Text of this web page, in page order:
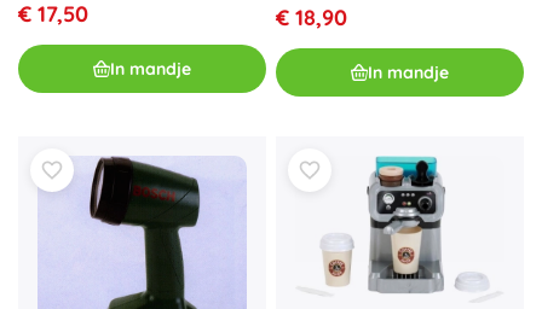
€ 17,50
In mandje
€ 18,90
In mandje